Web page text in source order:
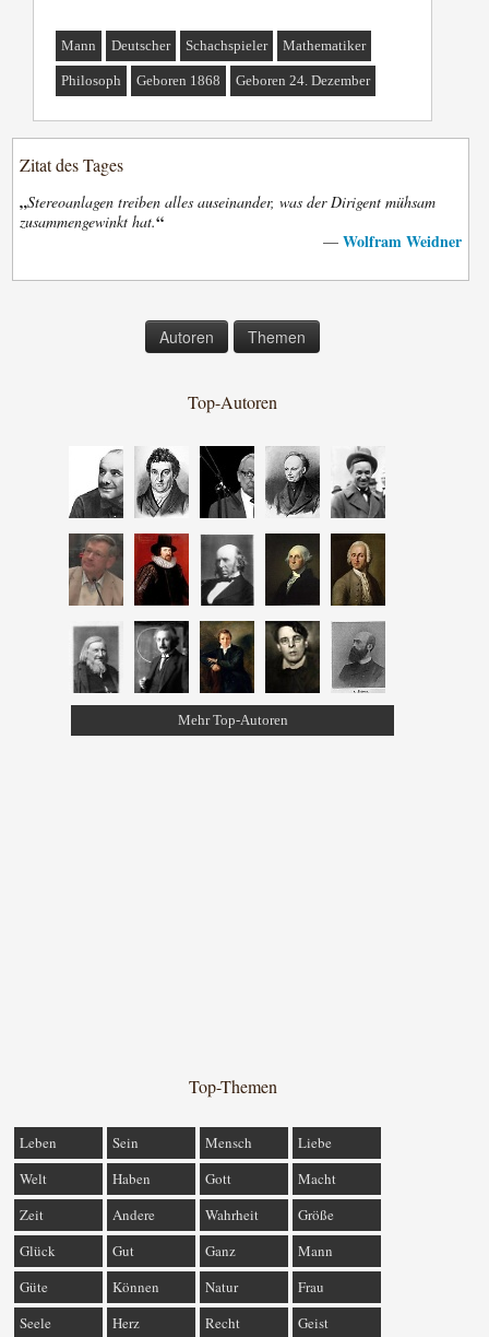
Mann Deutscher Schachspieler Mathematiker
Philosoph Geboren 1868 Geboren 24. Dezember
Zitat des Tages
„Stereoanlagen treiben alles auseinander, was der Dirigent mühsam
zusammengewinkt hat.“
— Wolfram Weidner
Autoren Themen
Top-Autoren
Mehr Top-Autoren
Top-Themen
Leben Sein Mensch
Liebe
Welt
Haben Gott
Macht
Zeit
Andere Wahrheit
Größe
Glück
Gut Ganz
Mann
Güte
Können Natur
Frau
Seele
Herz Recht Geist